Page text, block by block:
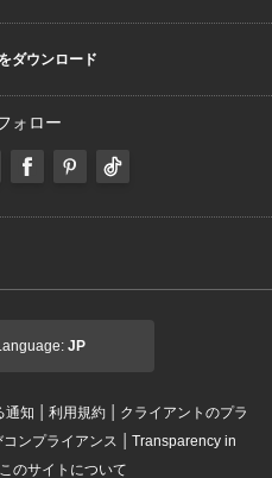
ダウンロード
ォロー
JP
通知 | 利用規約 | クライアントのプラ
ンプライアンス | Transparency in
このサイトについて